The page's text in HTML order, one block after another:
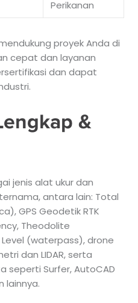
Perikanan
proyek Anda di
cepat dan layanan
dan dapat
&
jenis alat ukur dan
antara lain: Total
GPS Geodetik RTK
Theodolite
(waterpass), drone
dan LIDAR, serta
seperti Surfer, AutoCAD
lainnya.